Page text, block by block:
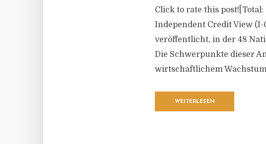
Click to rate this
Independent Credit View
veröffentlicht, in der 48
Die Schwerpunkte dieser
wirtschaftlichem
WEITERLESEN